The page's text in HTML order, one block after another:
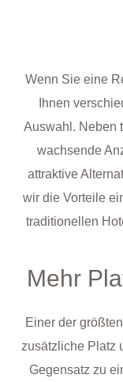
Wenn Sie eine
Ihnen
Auswahl. Neben
wachsende
attraktive
wir die Vorteile
traditionellen
Mehr
Einer der
zusätzliche Platz
Gegensatz zu